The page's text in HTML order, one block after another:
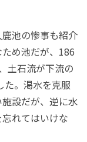
池の惨事も紹介
め池だが、186
土石流が下流の
た。渇水を克服
設だが、逆に水
れてはいけな